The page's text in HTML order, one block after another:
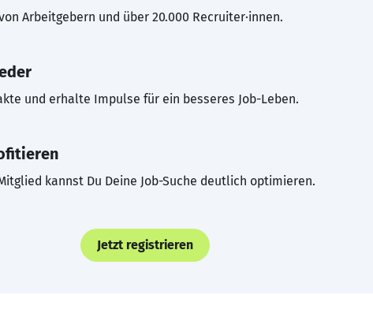
Arbeitgebern und über 20.000 Recruiter·innen.
und erhalte Impulse für ein besseres Job-Leben.
kannst Du Deine Job-Suche deutlich optimieren.
Jetzt registrieren